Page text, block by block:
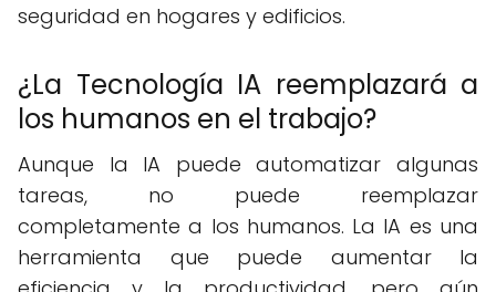
seguridad en hogares y edificios.
¿La Tecnología IA reemplazará a
los humanos en el trabajo?
Aunque la IA puede automatizar algunas
tareas, no puede reemplazar
completamente a los humanos. La IA es una
herramienta que puede aumentar la